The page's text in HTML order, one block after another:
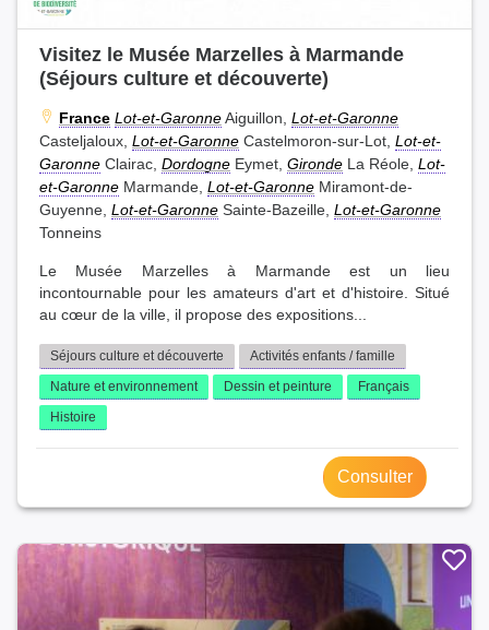
Visitez le Musée Marzelles à Marmande
(Séjours culture et découverte)
France Lot-et-GaronneAiguillon, Lot-et-Garonne
Casteljaloux, Lot-et-Garonne Castelmoron-sur-Lot, Lot-et-
Garonne Clairac, Dordogne Eymet, Gironde La Réole, Lot-
et-Garonne Marmande, Lot-et-Garonne Miramont-de-
Guyenne, Lot-et-Garonne Sainte-Bazeille, Lot-et-Garonne
Tonneins
Le Musée Marzelles à Marmande est un lieu
incontournable pour les amateurs d'art et d'histoire. Situé
au cœur de la ville, il propose des expositions...
Séjours culture et découverte
Activités enfants / famille
Nature et environnement
Dessin et peinture
Français
Histoire
Consulter